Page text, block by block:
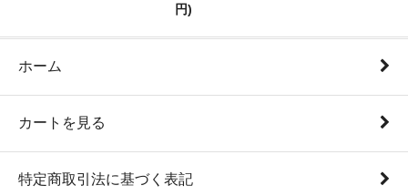
円)
ホーム
カートを見る
特定商取引法に基づく表記